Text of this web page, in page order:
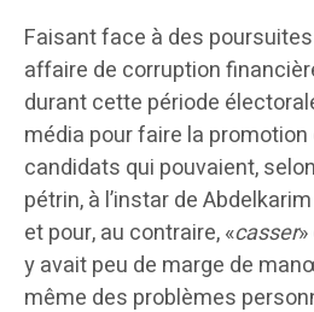
Faisant face à des
affaire de corruption
durant cette période
média pour faire la
candidats qui pouvaient,
pétrin, à l’instar de
et pour, au contraire, «casser
y avait peu de marge de
même des problèmes